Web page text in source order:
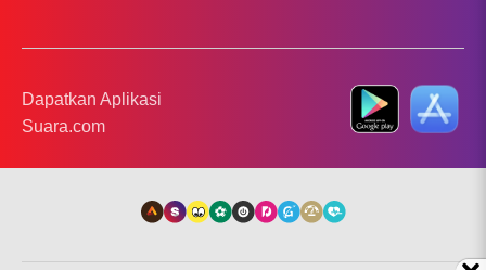
Dapatkan Aplikasi
Suara.com